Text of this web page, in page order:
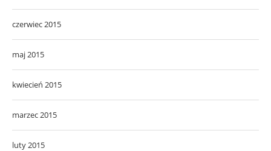
czerwiec 2015
maj 2015
kwiecień 2015
marzec 2015
luty 2015